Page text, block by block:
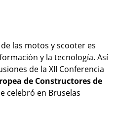
las motos y scooter es
y la tecnología. Así
de la XII Conferencia
de Constructores de
celebró en Bruselas